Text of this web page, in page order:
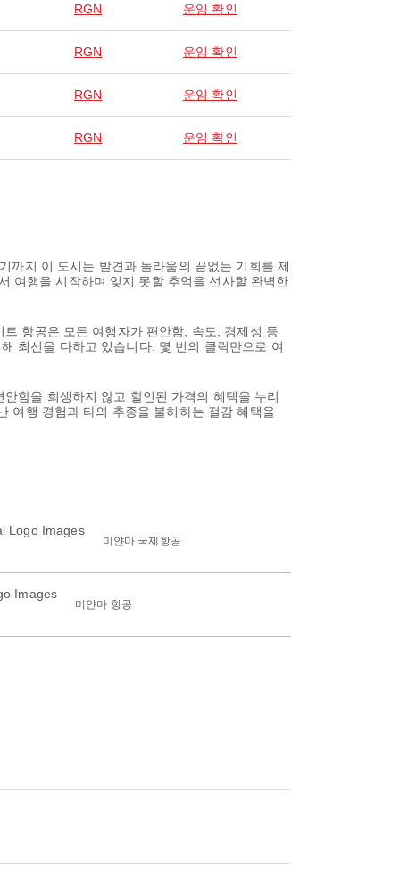
RGN 운임 확인
RGN 운임 확인
RGN 운임 확인
RGN 운임 확인
까지 이 도시는 발견과 놀라움의 끝없는 기회를 제
여행을 시작하며 잊지 못할 추억을 선사할 완벽한
항공은 모든 여행자가 편안함, 속도, 경제성 등
최선을 다하고 있습니다. 몇 번의 클릭만으로 여
함을 희생하지 않고 할인된 가격의 혜택을 누리
여행 경험과 타의 추종을 불허하는 절감 혜택을
미얀마 국제항공
미얀마 항공